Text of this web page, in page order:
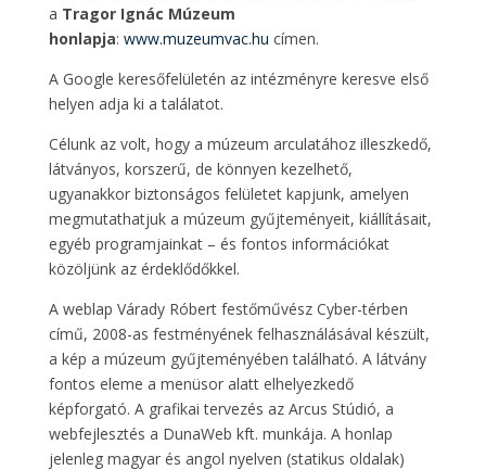
a Tragor Ignác Múzeum
honlapja: www.muzeumvac.hu címen.
A Google keresőfelületén az intézményre keresve első
helyen adja ki a találatot.
Célunk az volt, hogy a múzeum arculatához illeszkedő,
látványos, korszerű, de könnyen kezelhető,
ugyanakkor biztonságos felületet kapjunk, amelyen
megmutathatjuk a múzeum gyűjteményeit, kiállításait,
egyéb programjainkat – és fontos információkat
közöljünk az érdeklődőkkel.
A weblap Várady Róbert festőművész Cyber-térben
című, 2008-as festményének felhasználásával készült,
a kép a múzeum gyűjteményében található. A látvány
fontos eleme a menüsor alatt elhelyezkedő
képforgató. A grafikai tervezés az Arcus Stúdió, a
webfejlesztés a DunaWeb kft. munkája. A honlap
jelenleg magyar és angol nyelven (statikus oldalak)